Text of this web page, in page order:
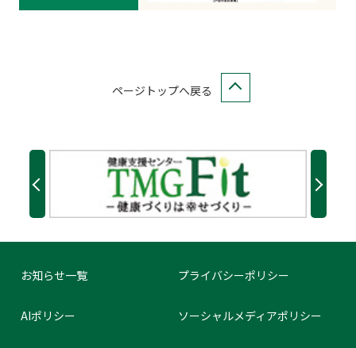
ページトップへ戻る
お知らせ一覧 プライバシーポリシー
AIポリシー ソーシャルメディアポリシー